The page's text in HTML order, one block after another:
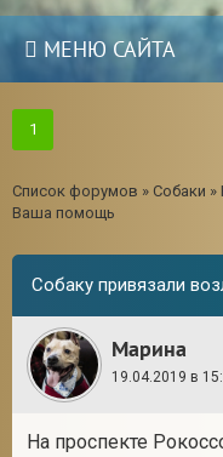
МЕНЮ САЙТА
1
Список форумов » Собаки »
Ваша помощь
Собаку привязали
Марина
19.04.2019 в
На проспекте